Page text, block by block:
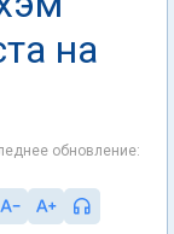
на
обновление: